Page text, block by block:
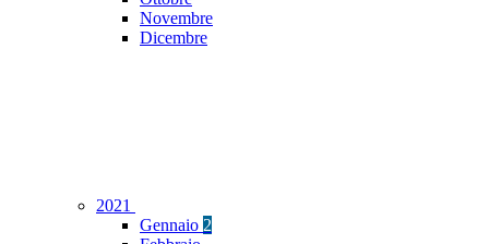
Novembre
Dicembre
2021
Gennaio 2